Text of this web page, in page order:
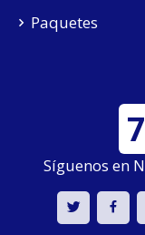
Paquetes
Síguenos en